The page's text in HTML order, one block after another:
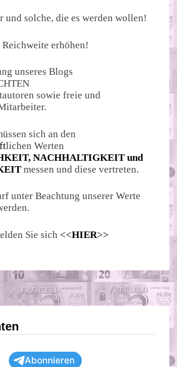
und solche, die es werden wollen!
Reichweite erhöhen!
unseres Blogs
sowie freie und
sich an den
lichen Werten
NACHHALTIGKEIT und
messen und diese vertreten.
unter Beachtung unserer Werte
Sie sich <<HIER>>
Abonnieren